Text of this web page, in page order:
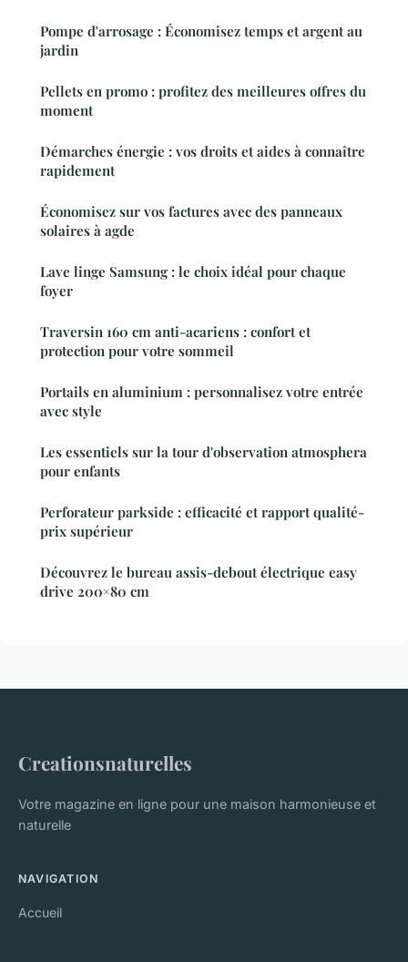
Pompe d'arrosage : Économisez temps et argent au
jardin
Pellets en promo : profitez des meilleures offres du
moment
Démarches énergie : vos droits et aides à connaître
rapidement
Économisez sur vos factures avec des panneaux
solaires à agde
Lave linge Samsung : le choix idéal pour chaque
foyer
Traversin 160 cm anti-acariens : confort et
protection pour votre sommeil
Portails en aluminium : personnalisez votre entrée
avec style
Les essentiels sur la tour d'observation atmosphera
pour enfants
Perforateur parkside : efficacité et rapport qualité-
prix supérieur
Découvrez le bureau assis-debout électrique easy
drive 200×80 cm
Creationsnaturelles
Votre magazine en ligne pour une maison harmonieuse et
naturelle
NAVIGATION
Accueil